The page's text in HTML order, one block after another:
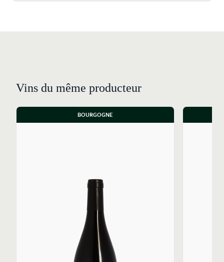
Vins du même producteur
BOURGOGNE